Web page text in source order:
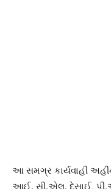
આ સમગ્ર કાર્યવાહી
આઈ. સી.એલ. દેસાઈ,